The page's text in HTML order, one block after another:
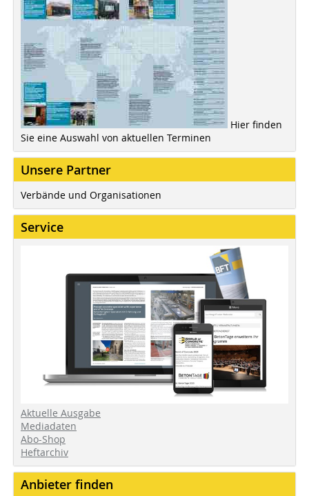
Hier finden
Sie eine Auswahl von aktuellen Terminen
Unsere Partner
Verbände und Organisationen
Service
Aktuelle Ausgabe
Mediadaten
Abo-Shop
Heftarchiv
Anbieter finden